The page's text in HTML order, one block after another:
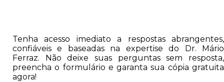
Tenha acesso imediato a respostas abrangentes,
confiáveis e baseadas na expertise do Dr. Mário
Ferraz. Não deixe suas perguntas sem resposta,
preencha o formulário e garanta sua cópia gratuita
agora!